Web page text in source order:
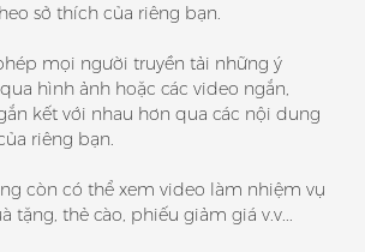
sở thích của riêng bạn.
mọi người truyền tải những ý
hình ảnh hoặc các video ngắn,
kết với nhau hơn qua các nội dung
riêng bạn.
còn có thể xem video làm nhiệm vụ
thẻ cào, phiếu giảm giá v.v...